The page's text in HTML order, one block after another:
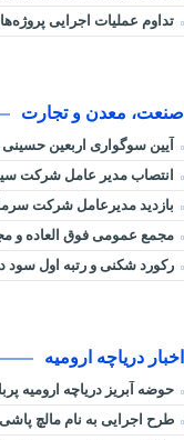
تداوم عملیات اجرایی
صنعت، معدن و تجارت
آیین سوگواری اربعین
انتصاب مدیر عامل شرکت
بازدید مدیرعامل شرکت
مجمع عمومی فوق العاده و
رکورد شکنی و رتبه اول
اخبار دریاچه ارومیه
حوضه آبریز دریاچه ارومیه
طرح اجرایی به نام مالچ پاشی